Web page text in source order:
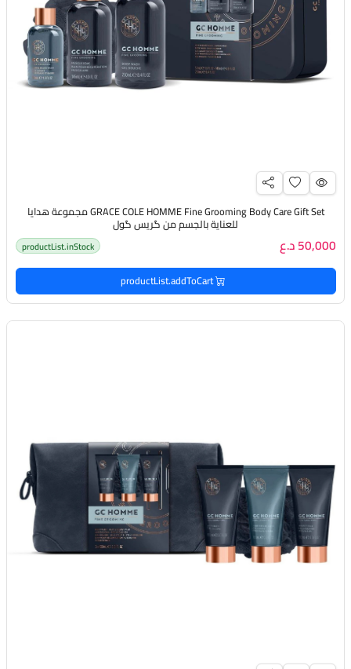
GRACE COLE HOMME Fine Grooming Body Care Gift Set مجموعة هدايا
للعناية بالجسم من گريس گول
50,000 د.ع productList.inStock
productList.addToCart